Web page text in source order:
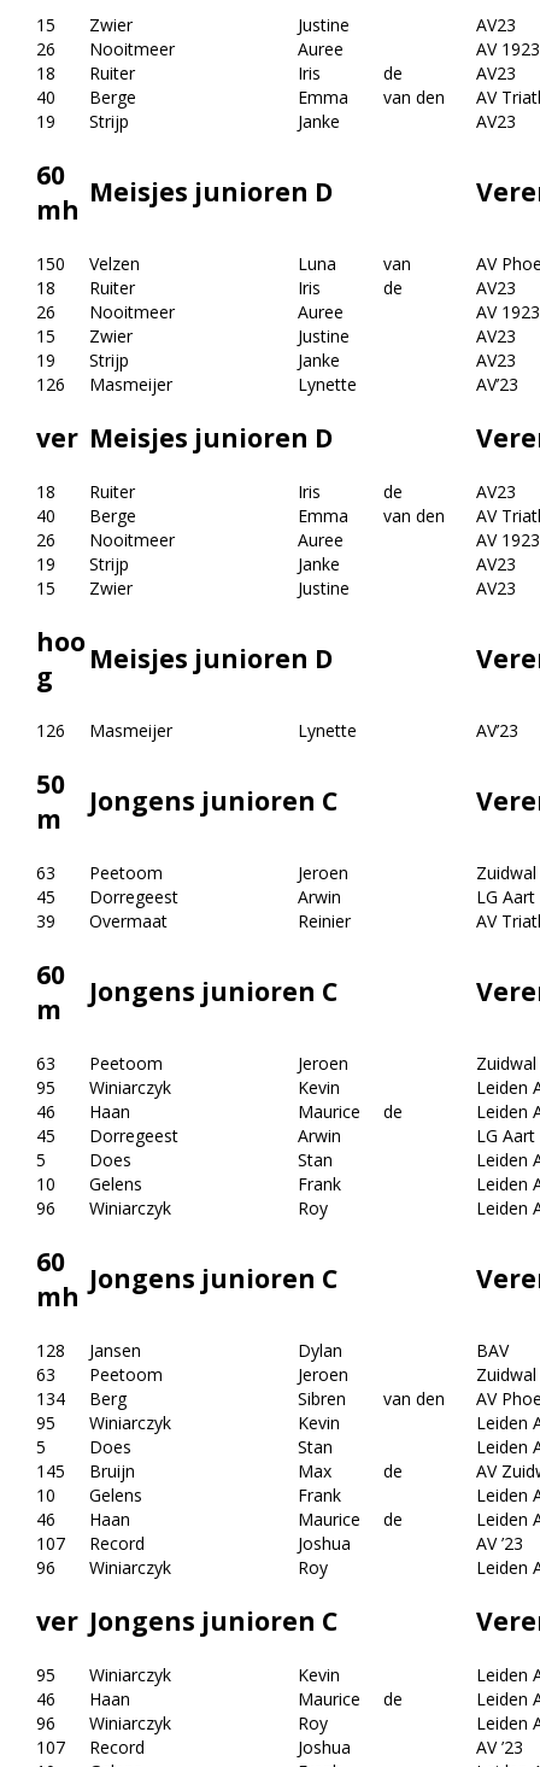
15 Zwier Justine
AV23
26
Nooitmeer Auree
AV 1923
18
Ruiter Iris de
AV23
40
Berge Emma van den
AV
19
Strijp Janke AV23
60
mh
Meisjes junioren D
150 Velzen Luna van
AV
18
Ruiter Iris de
AV23
26
Nooitmeer Auree
AV 1923
15
Zwier Justine
AV23
19
Strijp Janke
AV23
126
Masmeijer Lynette AV’23
ver Meisjes junioren D
18 Ruiter Iris de
AV23
40
Berge Emma van den
AV
26
Nooitmeer Auree
AV 1923
19
Strijp Janke
AV23
15
Zwier Justine AV23
hoo
g
Meisjes junioren D
126 Masmeijer Lynette AV’23
50
m
Jongens junioren C
63 Peetoom Jeroen
Zuidwal
45
Dorregeest Arwin
LG
39
Overmaat Reinier AV
60
m
Jongens junioren C
63 Peetoom Jeroen
Zuidwal
95
Winiarczyk Kevin
Leiden
46
Haan Maurice de
Leiden
45
Dorregeest Arwin
LG
5
Does Stan
Leiden
10
Gelens Frank
Leiden
96
Winiarczyk Roy Leiden
60
mh
Jongens junioren C
128 Jansen Dylan
BAV
63
Peetoom Jeroen
Zuidwal
134
Berg Sibren van den
AV
95
Winiarczyk Kevin
Leiden
5
Does Stan
Leiden
145
Bruijn Max de
AV
10
Gelens Frank
Leiden
46
Haan Maurice de
Leiden
107
Record Joshua
AV ’23
96
Winiarczyk Roy Leiden
ver Jongens junioren C
95 Winiarczyk Kevin
Leiden
46
Haan Maurice de
Leiden
96
Winiarczyk Roy
Leiden
107
Record Joshua
AV ’23